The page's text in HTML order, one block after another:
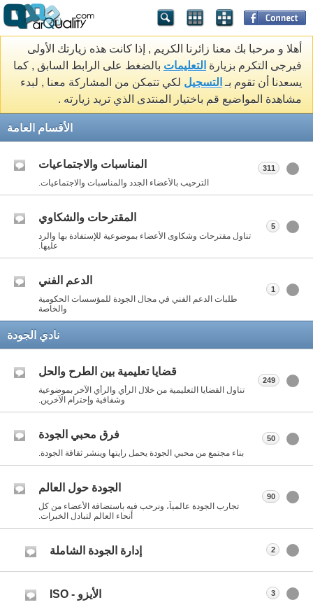
أهلا و مرحبا بك معنا زائرنا الكريم , إذا كانت هذه زيارتك الأولى
فيرجى التكرم بزيارة التعليمات بالضغط على الرابط السابق , كما
يسعدنا أن تقوم بـ التسجيل لكي تتمكن من المشاركة معنا , لبدء
مشاهدة المواضيع قم باختيار المنتدى الذي تريد زيارته .
الأقسام العامة
المناسبات والاجتماعيات
الترحيب بالأعضاء الجدد والمناسبات والاجتماعيات.
311
المقترحات والشكاوي
تناول مقترحات وشكاوى الأعضاء بموضوعية للإستفادة بها والرد
عليها.
5
الدعم الفني
طلبات الدعم الفني في مجال الجودة للمؤسسات الحكومية
والخاصة
1
نادي الجودة
قضايا تعليمية بين الطرح والحل
تناول القضايا التعليمية من خلال الرأي والرأي الآخر بموضوعية
وشفافية وإحترام الآخرين.
249
فرق محبي الجودة
بناء مجتمع من محبي الجودة يحمل رايتها وينشر ثقافة الجودة.
50
الجودة حول العالم
تجارب الجودة عالمياً، ونرحب فيه باستضافة الأعضاء من كل
أنحاء العالم لتبادل الخبرات.
90
إدارة الجودة الشاملة 2
الأيزو - ISO 3